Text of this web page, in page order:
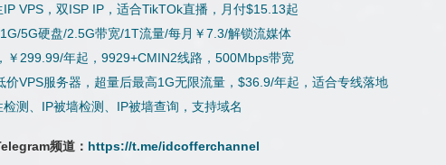
VPS，双ISP IP，适合TikTOk直播，月付$15.13起
5G硬盘/2.5G带宽/1T流量/每月￥7.3/解锁流媒体
￥299.99/年起，9929+CMIN2线路，500Mbps带宽
价VPS服务器，超量后最高1G无限流量，$36.9/年起，适合专线落地
测、IP被墙检测、IP被墙查询，支持域名
频道： https://t.me/idcofferchannel